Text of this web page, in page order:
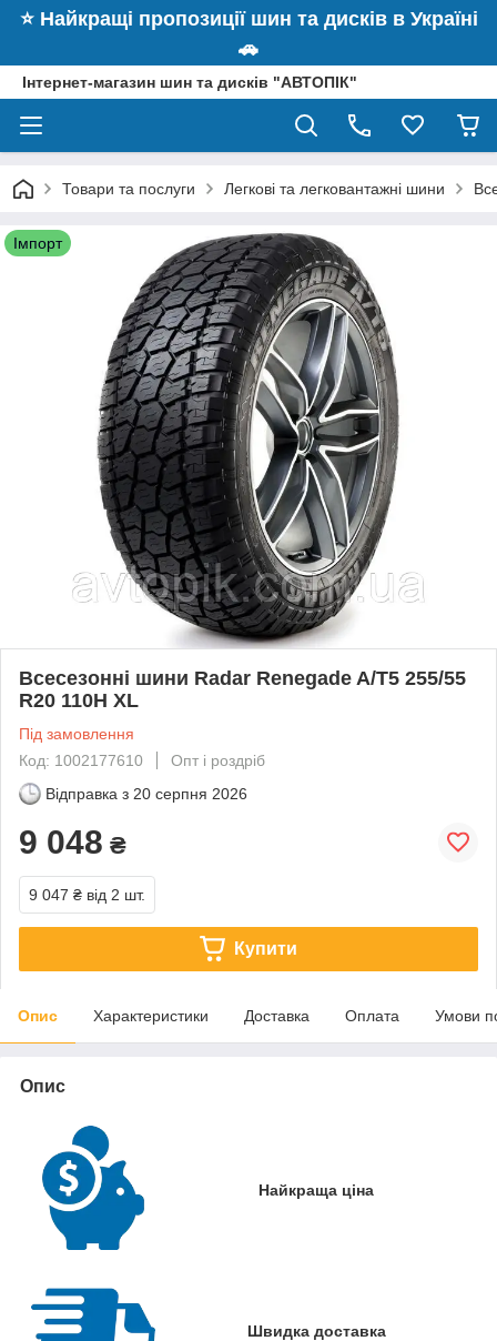
⭐️ Найкращі пропозиції шин та дисків в Україні
🚗
Інтернет-магазин шин та дисків "АВТОПІК"
Товари та послуги Легкові та легковантажні шини
Імпорт
Всесезонні шини Radar Renegade A/T5 255/55
R20 110H XL
Під замовлення
Код: 1002177610
Опт і роздріб
Відправка з 20 серпня 2026
9 048 ₴
9 047 ₴ від 2 шт.
Купити
Опис Характеристики Доставка Оплата Умови
Опис
Найкраща ціна
Швидка доставка